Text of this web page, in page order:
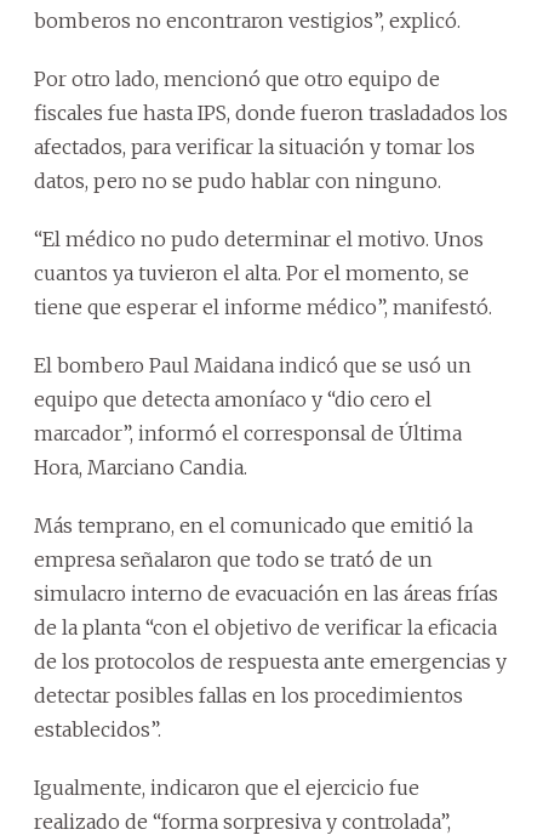
bomberos no encontraron vestigios”, explicó.
Por otro lado, mencionó que otro equipo de
fiscales fue hasta IPS, donde fueron trasladados los
afectados, para verificar la situación y tomar los
datos, pero no se pudo hablar con ninguno.
“El médico no pudo determinar el motivo. Unos
cuantos ya tuvieron el alta. Por el momento, se
tiene que esperar el informe médico”, manifestó.
El bombero Paul Maidana indicó que se usó un
equipo que detecta amoníaco y “dio cero el
marcador”, informó el corresponsal de Última
Hora, Marciano Candia.
Más temprano, en el comunicado que emitió la
empresa señalaron que todo se trató de un
simulacro interno de evacuación en las áreas frías
de la planta “con el objetivo de verificar la eficacia
de los protocolos de respuesta ante emergencias y
detectar posibles fallas en los procedimientos
establecidos”.
Igualmente, indicaron que el ejercicio fue
realizado de “forma sorpresiva y controlada”,